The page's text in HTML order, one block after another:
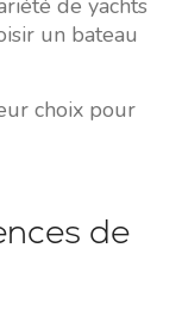
un bateau
choix pour
de